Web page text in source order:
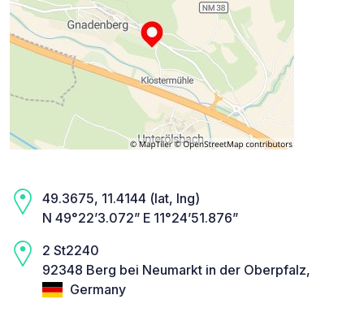
49.3675, 11.4144 (lat, lng)
N 49°22’3.072” E 11°24’51.876”
2 St2240
92348 Berg bei Neumarkt in der Oberpfalz,
Germany